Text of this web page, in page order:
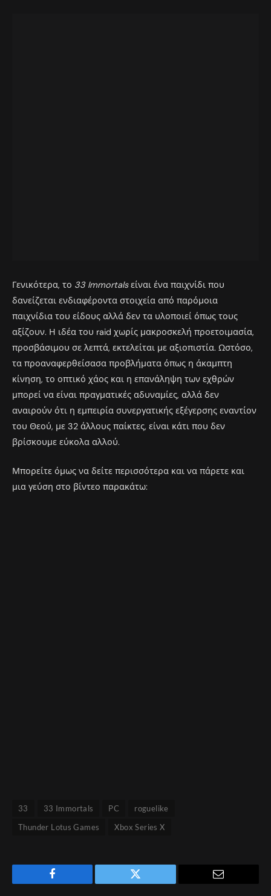
Γενικότερα, το 33 Immortalsείναι ένα παιχνίδι που
δανείζεται ενδιαφέροντα στοιχεία από παρόμοια
παιχνίδια του είδους αλλά δεν τα υλοποιεί όπως τους
αξίζουν. Η ιδέα του raid χωρίς μακροσκελή προετοιμασία,
προσβάσιμου σε λεπτά, εκτελείται με αξιοπιστία. Ωστόσο,
τα προαναφερθείσασα προβλήματα όπως η άκαμπτη
κίνηση, το οπτικό χάος και η επανάληψη των εχθρών
μπορεί να είναι πραγματικές αδυναμίες, αλλά δεν
αναιρούν ότι η εμπειρία συνεργατικής εξέγερσης εναντίον
του Θεού, με 32 άλλους παίκτες, είναι κάτι που δεν
βρίσκουμε εύκολα αλλού.
Μπορείτε όμως να δείτε περισσότερα και να πάρετε και
μια γεύση στο βίντεο παρακάτω:
33 33 Immortals PC
roguelike
Thunder Lotus Games
Xbox Series X
Facebook Twitter Email